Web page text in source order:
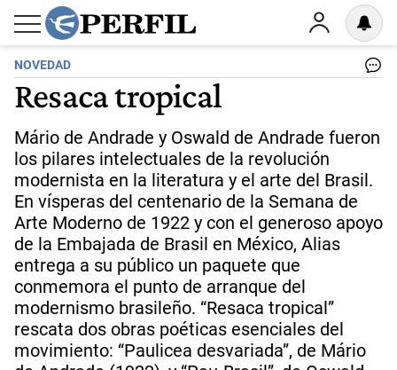
NOVEDAD
Resaca tropical
Mário de Andrade y Oswald de Andrade fueron
los pilares intelectuales de la revolución
modernista en la literatura y el arte del Brasil.
En vísperas del centenario de la Semana de
Arte Moderno de 1922 y con el generoso apoyo
de la Embajada de Brasil en México, Alias
entrega a su público un paquete que
conmemora el punto de arranque del
modernismo brasileño. “Resaca tropical”
rescata dos obras poéticas esenciales del
movimiento: “Paulicea desvariada”, de Mário